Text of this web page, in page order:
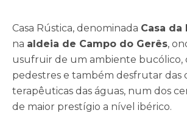
Casa Rústica, denominada Casa da
na aldeia de Campo do Gerês,
usufruir de um ambiente bucólico,
pedestres e também desfrutar das
terapêuticas das águas, num dos
de maior prestígio a nível ibérico.